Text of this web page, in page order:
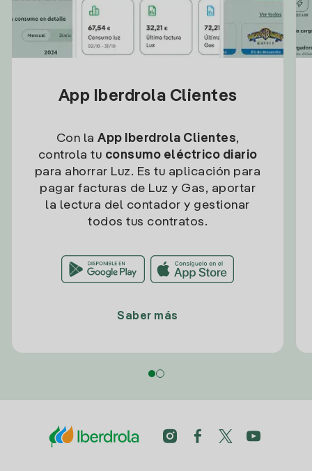
App Iberdrola Clientes
Con la App Iberdrola Clientes,
controla tu consumo eléctrico diario
para ahorrar Luz. Es tu aplicación para
pagar facturas de Luz y Gas, aportar
la lectura del contador y gestionar
todos tus contratos.
Saber más